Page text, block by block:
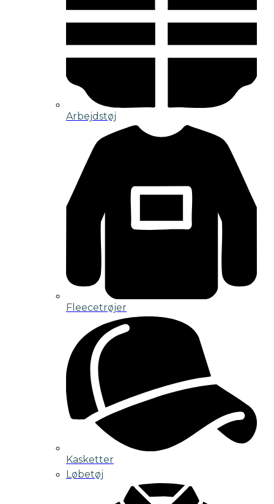
Arbejdstøj
Fleecetrøjer
Kasketter
Løbetøj